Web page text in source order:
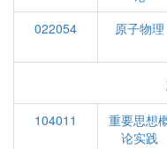
022054
原子物理
104011
重要思想
论实践